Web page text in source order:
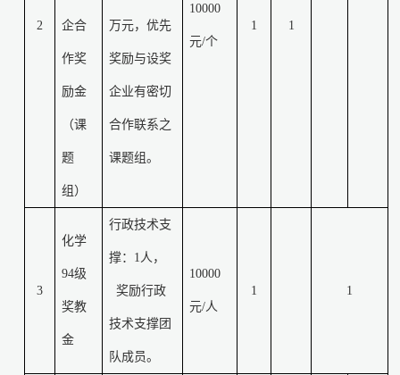
2 企合
作奖
励金
（课
题
组）
万元，优先
奖励与设奖
企业有密切
合作联系之
课题组。
10000
元/个
1 1
3
化学
94级
奖教
金
行政技术支
撑： 1 人，
奖励行政
技术支撑团
队成员。
10000
元/人
1 1